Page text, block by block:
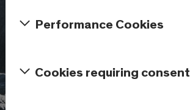
Performance Cookies
Cookies requiring consent